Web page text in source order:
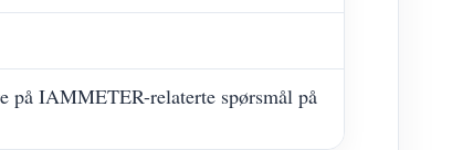
på IAMMETER-relaterte spørsmål på